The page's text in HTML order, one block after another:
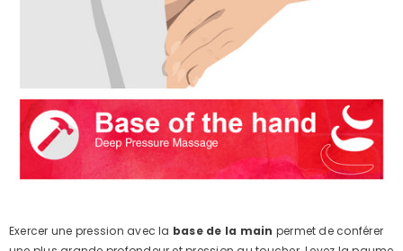
Exercer une pression avec la base de la main permet de conférer